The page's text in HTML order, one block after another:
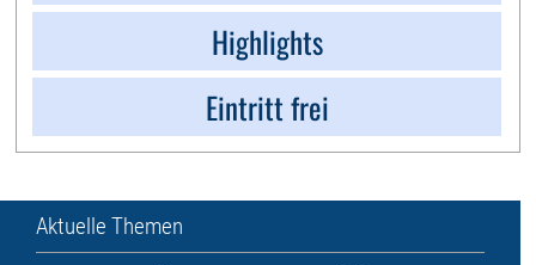
Highlights
Eintritt frei
Aktuelle Themen